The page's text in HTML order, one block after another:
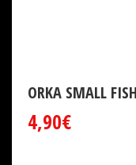
ORKA SMALL
4,90€